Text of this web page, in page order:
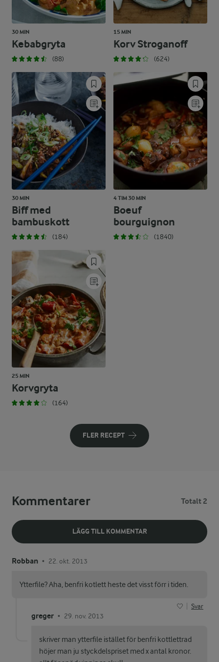
30 MIN
Kebabgryta
(88)
15 MIN
Korv Stroganoff
(624)
30 MIN
Biff med
bambuskott
(184)
4 TIM 30 MIN
Boeuf
bourguignon
(1840)
25 MIN
Korvgryta
(164)
FLER RECEPT
Kommentarer Totalt 2
LÄGG TILL KOMMENTAR
Robban • 22. okt. 2013
Ytterfile? Aha, benfri kotlett heste det visst förr i tiden.
Svar
greger • 29. nov. 2013
skriver man ytterfile istället för benfri kottlettrad
höjer man ju styckdelspriset med x antal kronor.